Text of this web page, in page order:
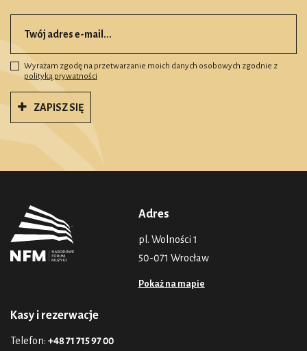
Wyrażam zgodę na przetwarzanie moich danych osobowych zgodnie z
polityką prywatności
ZAPISZ SIĘ
Adres
pl. Wolności 1
50-071 Wrocław
Pokaż na mapie
Kasy i rezerwacje
Telefon: +48 71 715 97 00